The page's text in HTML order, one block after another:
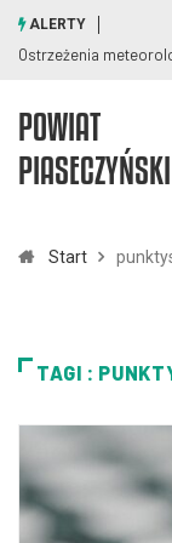
visibility_off
ALERTY
Ostrzeżenia
POWIAT
PIASECZYŃSKI
Start
TAGI :